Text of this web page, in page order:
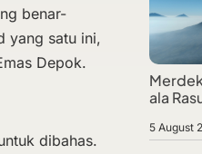
benar-
yang satu ini,
Depok.
dibahas.
ala
5 August